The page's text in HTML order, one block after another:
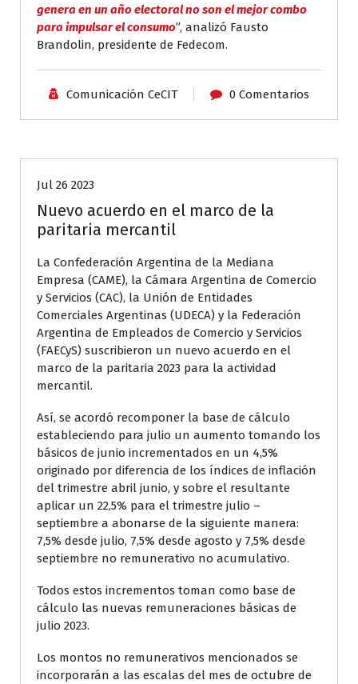
genera en un año electoral no son el mejor combo
para impulsar el consumo”, analizó Fausto
Brandolin, presidente de Fedecom.
Comunicación CeCIT 0 Comentarios
Jul 26 2023
Nuevo acuerdo en el marco de la
paritaria mercantil
La Confederación Argentina de la Mediana
Empresa (CAME), la Cámara Argentina de Comercio
y Servicios (CAC), la Unión de Entidades
Comerciales Argentinas (UDECA) y la Federación
Argentina de Empleados de Comercio y Servicios
(FAECyS) suscribieron un nuevo acuerdo en el
marco de la paritaria 2023 para la actividad
mercantil.
Así, se acordó recomponer la base de cálculo
estableciendo para julio un aumento tomando los
básicos de junio incrementados en un 4,5%
originado por diferencia de los índices de inflación
del trimestre abril junio, y sobre el resultante
aplicar un 22,5% para el trimestre julio –
septiembre a abonarse de la siguiente manera:
7,5% desde julio, 7,5% desde agosto y 7,5% desde
septiembre no remunerativo no acumulativo.
Todos estos incrementos toman como base de
cálculo las nuevas remuneraciones básicas de
julio 2023.
Los montos no remunerativos mencionados se
incorporarán a las escalas del mes de octubre de